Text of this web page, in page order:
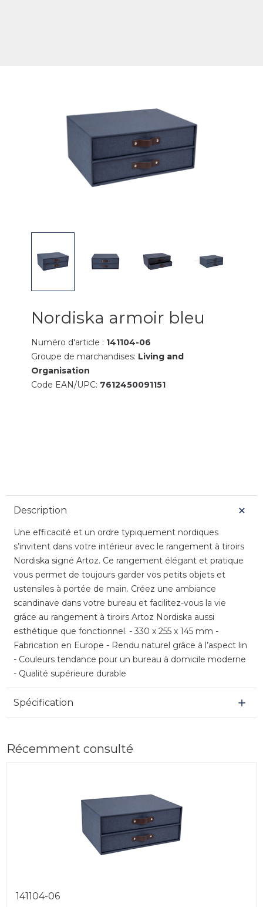
Nordiska armoir bleu
Numéro d'article : 141104-06
Groupe de marchandises: Living and
Organisation
Code EAN/UPC: 7612450091151
Description
Une efficacité et un ordre typiquement nordiques
s’invitent dans votre intérieur avec le rangement à tiroirs
Nordiska signé Artoz. Ce rangement élégant et pratique
vous permet de toujours garder vos petits objets et
ustensiles à portée de main. Créez une ambiance
scandinave dans votre bureau et facilitez-vous la vie
grâce au rangement à tiroirs Artoz Nordiska aussi
esthétique que fonctionnel. - 330 x 255 x 145 mm -
Fabrication en Europe - Rendu naturel grâce à l’aspect lin
- Couleurs tendance pour un bureau à domicile moderne
- Qualité supérieure durable
Spécification
Récemment consulté
141104-06